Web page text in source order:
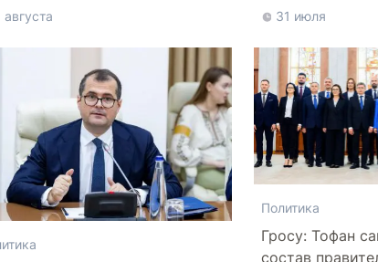
августа
оппозиция
31 июля
Политика
Гросу: Тофан
состав